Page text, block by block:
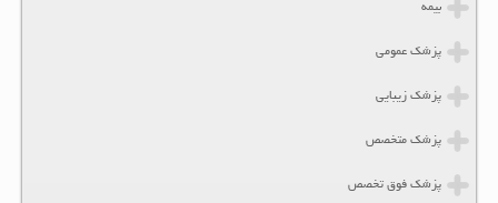
بیمه
پزشک عمومی
پزشک زیبایی
پزشک متخصص
پزشک فوق تخصص